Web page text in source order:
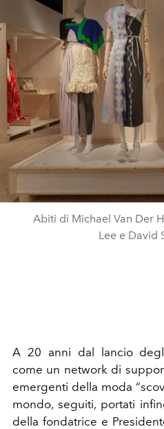
Abiti di Michael Van Der
Lee e David
A 20 anni dal lancio
come un network di
emergenti della moda
mondo, seguiti, portati
della fondatrice e